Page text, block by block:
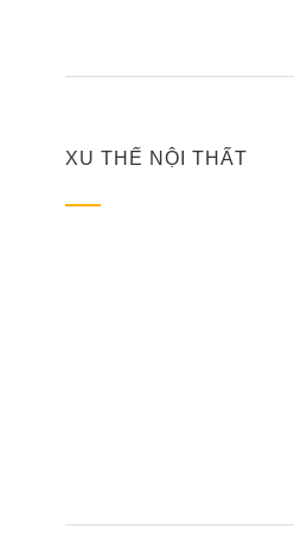
XU THẾ NỘI THẤT